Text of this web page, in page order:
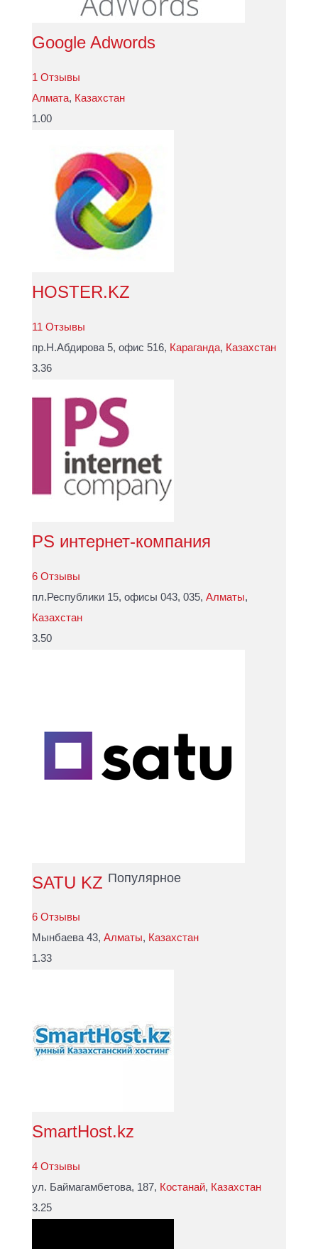
Google Adwords
1 Отзывы
Алмата, Казахстан
1.00
HOSTER.KZ
11 Отзывы
пр.Н.Абдирова 5, офис 516, Караганда, Казахстан
3.36
PS интернет-компания
6 Отзывы
пл.Республики 15, офисы 043, 035, Алматы,
Казахстан
3.50
SATU KZ Популярное
6 Отзывы
Мынбаева 43, Алматы, Казахстан
1.33
SmartHost.kz
4 Отзывы
ул. Баймагамбетова, 187, Костанай, Казахстан
3.25